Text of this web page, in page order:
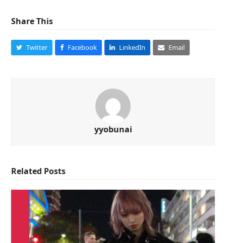
Share This
Twitter Facebook LinkedIn Email
yyobunai
Related Posts